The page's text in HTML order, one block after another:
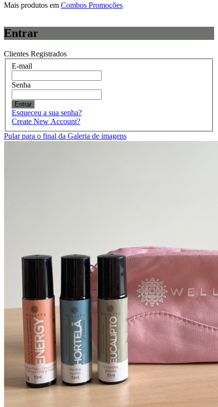
Mais produtos em Combos Promoções
Entrar
Clientes Registrados
E-mail
Senha
Entrar
Esqueceu a sua senha?
Create New Account?
Pular para o final da Galeria de imagens